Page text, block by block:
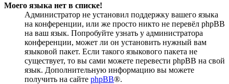
Моего языка нет в списке!
Администратор не установил поддержку вашего языка
на конференции, или же просто никто не перевёл phpBB
на ваш язык. Попробуйте узнать у администратора
конференции, может ли он установить нужный вам
языковой пакет. Если такого языкового пакета не
существует, то вы сами можете перевести phpBB на свой
язык. Дополнительную информацию вы можете
получить на сайте phpBB®.